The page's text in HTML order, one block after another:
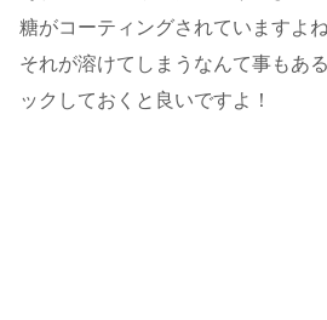
糖がコーティングされていますよね
それが溶けてしまうなんて事もあ
ックしておくと良いですよ！